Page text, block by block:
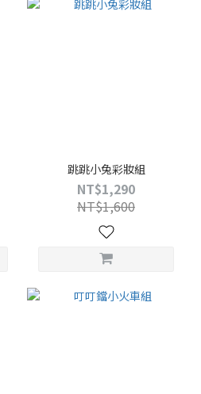
跳跳小兔彩妝組
NT$1,290
NT$1,600